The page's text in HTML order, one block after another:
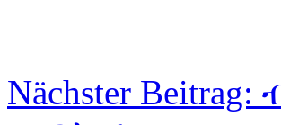
Nächster